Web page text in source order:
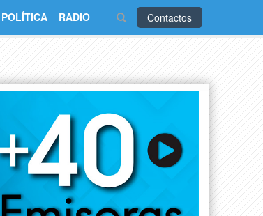
Contactos
POLÍTICA RADIO